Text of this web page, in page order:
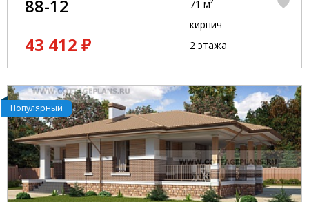
88-12
43 412 ₽
71 м²
кирпич
2 этажа
Популярный